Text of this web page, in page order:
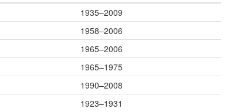
1935–2009
1958–2006
1965–2006
1965–1975
1990–2008
1923–1931